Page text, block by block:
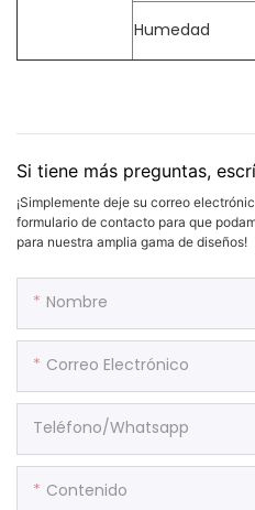
Humedad
Si tiene más preguntas,
¡Simplemente deje su correo
formulario de contacto para que
para nuestra amplia gama de diseños!
Nombre
Correo Electrónico
Teléfono/whatsapp
Contenido